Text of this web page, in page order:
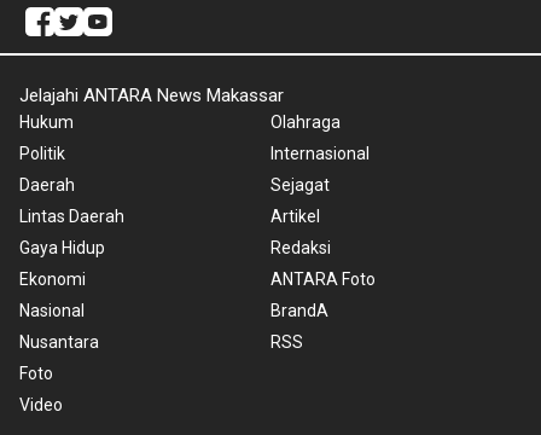
Jelajahi ANTARA News Makassar
Hukum
Politik
Daerah
Lintas Daerah
Gaya Hidup
Ekonomi
Nasional
Nusantara
Foto
Video
Olahraga
Internasional
Sejagat
Artikel
Redaksi
ANTARA Foto
BrandA
RSS